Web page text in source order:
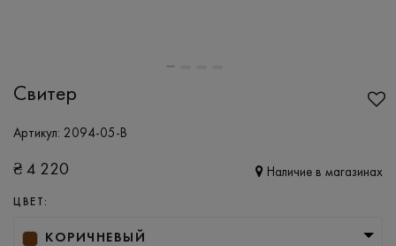
Свитер
Артикул: 2094-05-B
₴ 4 220 Наличие в магазинах
ЦВЕТ:
КОРИЧНЕВЫЙ